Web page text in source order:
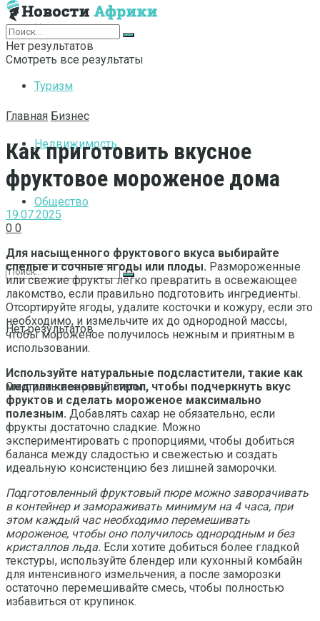
Интернет
Туризм
Недвижимость
Общество
Нет результатов
Смотреть все результаты
Нет результатов
Смотреть все результаты
Главная Бизнес
Как приготовить вкусное
фруктовое мороженое дома
19.07.2025
0 0
Для насыщенного фруктового вкуса выбирайте
спелые и сочные ягоды или плоды. Размороженные
или свежие фрукты легко превратить в освежающее
лакомство, если правильно подготовить ингредиенты.
Отсортируйте ягоды, удалите косточки и кожуру, если это
необходимо, и измельчите их до однородной массы,
чтобы мороженое получилось нежным и приятным в
использовании.
Используйте натуральные подсластители, такие как
мед или кленовый сироп, чтобы подчеркнуть вкус
фруктов и сделать мороженое максимально
полезным. Добавлять сахар не обязательно, если
фрукты достаточно сладкие. Можно
экспериментировать с пропорциями, чтобы добиться
баланса между сладостью и свежестью и создать
идеальную консистенцию без лишней заморочки.
Подготовленный фруктовый пюре можно заворачивать
в контейнер и замораживать минимум на 4 часа, при
этом каждый час необходимо перемешивать
мороженое, чтобы оно получилось однородным и без
кристаллов льда. Если хотите добиться более гладкой
текстуры, используйте блендер или кухонный комбайн
для интенсивного измельчения, а после заморозки
остаточно перемешивайте смесь, чтобы полностью
избавиться от крупинок.